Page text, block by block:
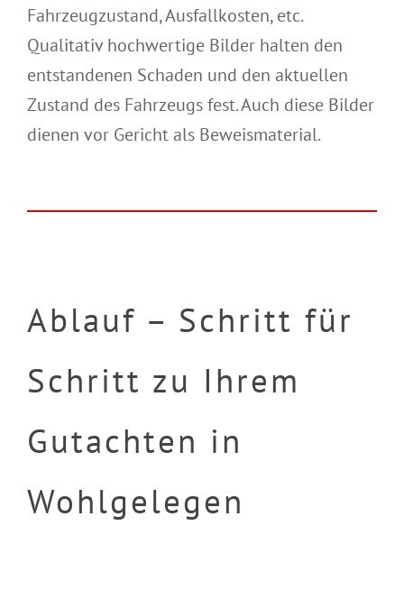
Fahrzeugzustand, Ausfallkosten, etc.
Qualitativ hochwertige Bilder halten den
entstandenen Schaden und den aktuellen
Zustand des Fahrzeugs fest. Auch diese Bilder
dienen vor Gericht als Beweismaterial.
Ablauf – Schritt für
Schritt zu Ihrem
Gutachten in
Wohlgelegen